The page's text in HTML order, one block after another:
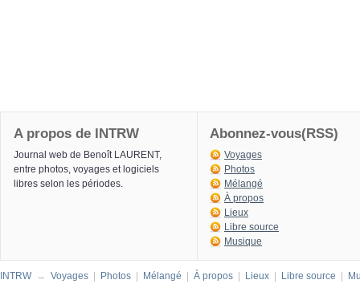
A propos de INTRW
Journal web de Benoît LAURENT,
entre photos, voyages et logiciels
libres selon les périodes.
Abonnez-vous(RSS)
Voyages
Photos
Mélangé
À propos
Lieux
Libre source
Musique
INTRW → Voyages Photos Mélangé À propos Lieux Libre source